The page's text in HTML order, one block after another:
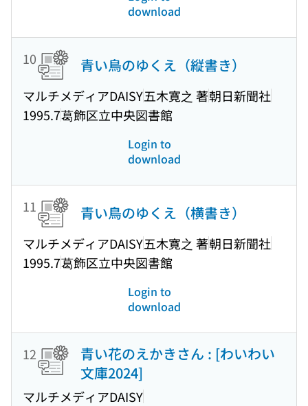
download
10 青い鳥のゆくえ（縦書き）
マルチメディアDAISY五木寛之 著朝日新聞社
1995.7葛飾区立中央図書館
Login to
download
11 青い鳥のゆくえ（横書き）
マルチメディアDAISY五木寛之 著朝日新聞社
1995.7葛飾区立中央図書館
Login to
download
12
青い花のえかきさん : [わいわい
文庫2024]
マルチメディアDAISY